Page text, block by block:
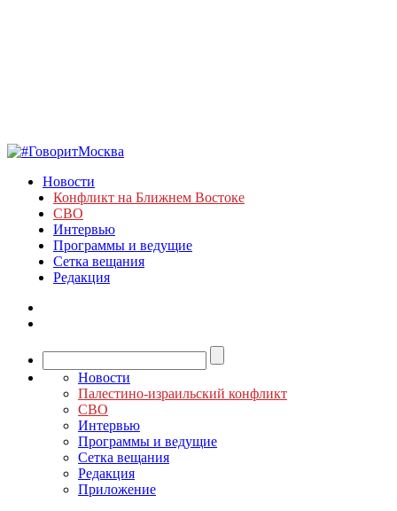
Новости
Конфликт на Ближнем Востоке
СВО
Интервью
Программы и ведущие
Сетка вещания
Редакция
Новости
Палестино-израильский конфликт
СВО
Интервью
Программы и ведущие
Сетка вещания
Редакция
Приложение